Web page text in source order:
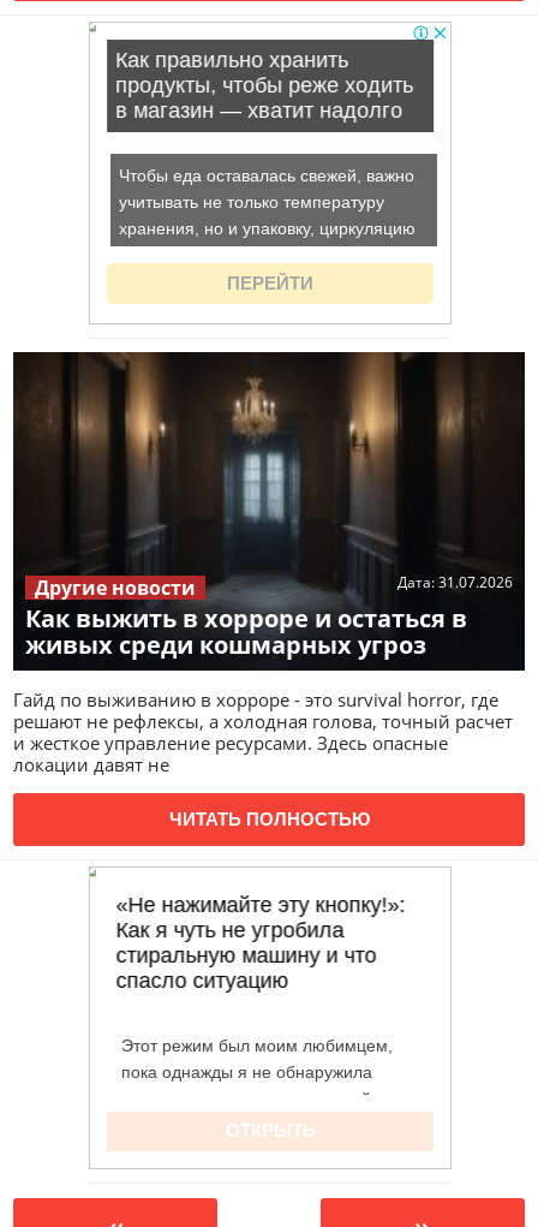
Как выжить в хорроре и остаться в
живых среди кошмарных угроз
Дата:31.07.2026
Другие новости
Гайд по выживанию в хорроре - это survival horror, где
решают не рефлексы, а холодная голова, точный расчет
и жесткое управление ресурсами. Здесь опасные
локации давят не
ЧИТАТЬ ПОЛНОСТЬЮ